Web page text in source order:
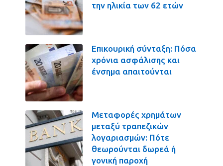
την ηλικία των 62 ετών
Επικουρική σύνταξη: Πόσα
χρόνια ασφάλισης και
ένσημα απαιτούνται
Μεταφορές χρημάτων
μεταξύ τραπεζικών
λογαριασμών: Πότε
θεωρούνται δωρεά ή
γονική παροχή